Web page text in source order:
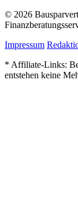
© 2026
Impressum
* Affiliate-Links:
entstehen keine